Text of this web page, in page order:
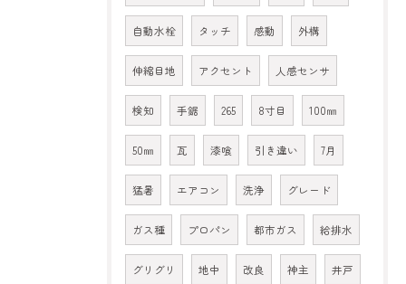
自動水栓 タッチ 感動 外構
伸縮目地 アクセント 人感センサ
検知 手鋸 265 8寸目 100㎜
50㎜ 瓦 漆喰 引き違い 7月
猛暑 エアコン 洗浄 グレード
ガス種 プロパン 都市ガス 給排水
グリグリ 地中 改良 神主 井戸